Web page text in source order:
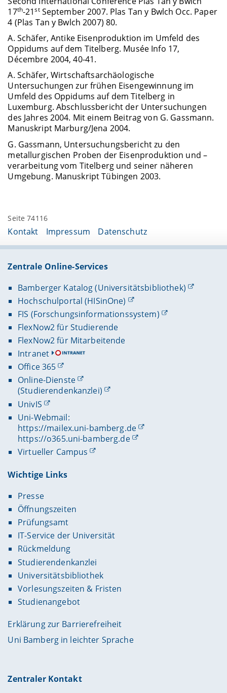
17th-21stSeptember 2007. Plas Tan y Bwlch Occ. Paper
4 (Plas Tan y Bwlch 2007) 80.
A. Schäfer, Antike Eisenproduktion im Umfeld des
Oppidums auf dem Titelberg. Musée Info 17,
Décembre 2004, 40-41.
A. Schäfer, Wirtschaftsarchäologische
Untersuchungen zur frühen Eisengewinnung im
Umfeld des Oppidums auf dem Titelberg in
Luxemburg. Abschlussbericht der Untersuchungen
des Jahres 2004. Mit einem Beitrag von G. Gassmann.
Manuskript Marburg/Jena 2004.
G. Gassmann, Untersuchungsbericht zu den
metallurgischen Proben der Eisenproduktion und –
verarbeitung vom Titelberg und seiner näheren
Umgebung. Manuskript Tübingen 2003.
Seite 74116
Kontakt Impressum Datenschutz
Zentrale Online-Services
Bamberger Katalog (Universitätsbibliothek)
Hochschulportal (HISinOne)
FIS (Forschungsinformationssystem)
FlexNow2 für Studierende
FlexNow2 für Mitarbeitende
Intranet
Office 365
Online-Dienste
(Studierendenkanzlei)
UnivIS
Uni-Webmail:
https://mailex.uni-bamberg.de
https://o365.uni-bamberg.de
Virtueller Campus
Wichtige Links
Presse
Öffnungszeiten
Prüfungsamt
IT-Service der Universität
Rückmeldung
Studierendenkanzlei
Universitätsbibliothek
Vorlesungszeiten & Fristen
Studienangebot
Erklärung zur Barrierefreiheit
Uni Bamberg in leichter Sprache
Zentraler Kontakt